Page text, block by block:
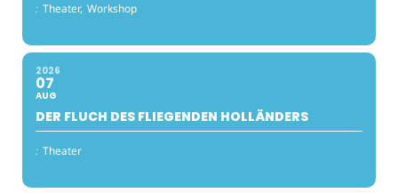
: Theater, Workshop
2026
07
AUG
DER FLUCH DES FLIEGENDEN HOLLÄNDERS
: Theater